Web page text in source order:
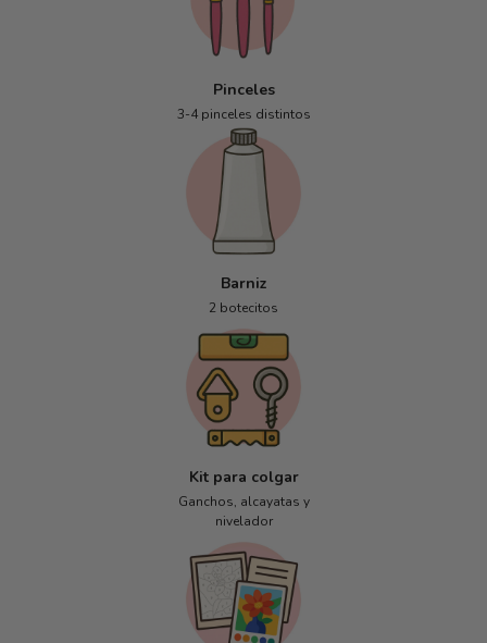
Pinceles
3-4 pinceles distintos
Barniz
2 botecitos
Kit para colgar
Ganchos, alcayatas y
nivelador